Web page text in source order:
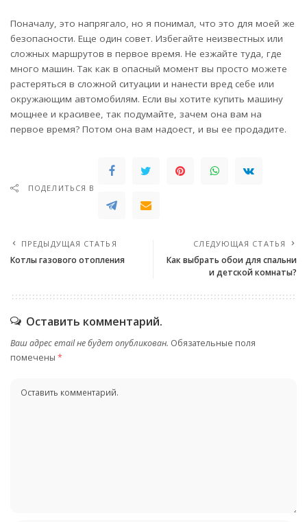
Поначалу, это напрягало, но я понимал, что это для моей же
безопасности. Еще один совет. Избегайте неизвестных или
сложных маршрутов в первое время. Не езжайте туда, где
много машин. Так как в опасный момент вы просто можете
растеряться в сложной ситуации и нанести вред себе или
окружающим автомобилям. Если вы хотите купить машину
мощнее и красивее, так подумайте, зачем она вам на
первое время? Потом она вам надоест, и вы ее продадите.
ПОДЕЛИТЬСЯ В
ПРЕДЫДУЩАЯ СТАТЬЯ
Котлы газового отопления
СЛЕДУЮЩАЯ СТАТЬЯ
Как выбрать обои для спальни
и детской комнаты?
Оставить комментарий.
Ваш адрес email не будет опубликован. Обязательные поля
помечены *